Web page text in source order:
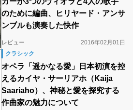
のために編曲、ヒリヤード・アンサ
ンブルも演奏した快作
レビュー
2016年02月01日
クラシック
オペラ「遥かなる愛」日本初演を控
えるカイヤ・サーリアホ（Kaija
Saariaho）、神秘と愛を探究する
作曲家の魅力について